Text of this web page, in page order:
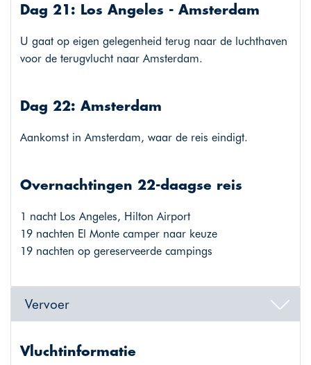
Dag 21: Los Angeles - Amsterdam
U gaat op eigen gelegenheid terug naar de luchthaven
voor de terugvlucht naar Amsterdam.
Dag 22: Amsterdam
Aankomst in Amsterdam, waar de reis eindigt.
Overnachtingen 22-daagse reis
1 nacht Los Angeles, Hilton Airport
19 nachten El Monte camper naar keuze
19 nachten op gereserveerde campings
Vervoer
Vluchtinformatie